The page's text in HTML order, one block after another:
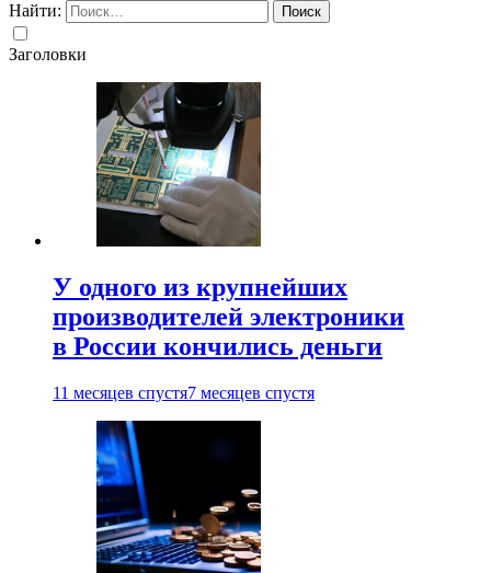
Найти:
Заголовки
У одного из крупнейших
производителей электроники
в России кончились деньги
11 месяцев спустя7 месяцев спустя